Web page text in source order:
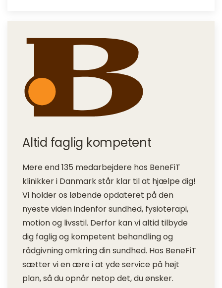
Altid faglig kompetent
Mere end 135 medarbejdere hos BeneFiT
klinikker i Danmark står klar til at hjælpe dig!
Vi holder os løbende opdateret på den
nyeste viden indenfor sundhed, fysioterapi,
motion og livsstil. Derfor kan vi altid tilbyde
dig faglig og kompetent behandling og
rådgivning omkring din sundhed. Hos BeneFiT
sætter vi en ære i at yde service på højt
plan, så du opnår netop det, du ønsker.